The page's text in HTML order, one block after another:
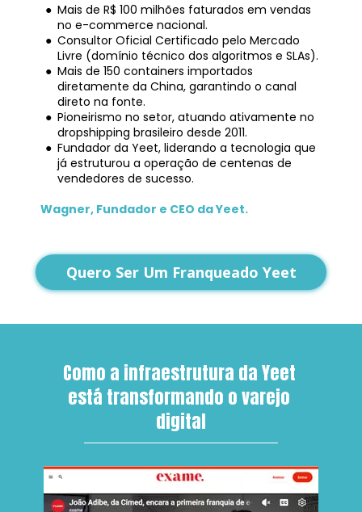
Mais de R$ 100 milhões faturados em vendas
no e-commerce nacional.
Consultor Oficial Certificado pelo Mercado
Livre (domínio técnico dos algoritmos e SLAs).
Mais de 150 containers importados
diretamente da China, garantindo o canal
direto na fonte.
Pioneirismo no setor, atuando ativamente no
dropshipping brasileiro desde 2011.
Fundador da Yeet, liderando a tecnologia que
já estruturou a operação de centenas de
vendedores de sucesso.
Wagner, Fundador e CEO da Yeet.
Quero Ser Um Franqueado Yeet
Como a infraestrutura da Yeet
está transformando o varejo
digital